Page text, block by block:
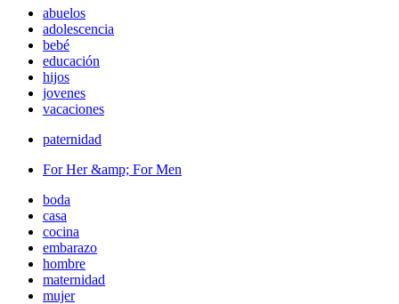
abuelos
adolescencia
bebé
educación
hijos
jovenes
vacaciones
paternidad
For Her &amp; For Men
boda
casa
cocina
embarazo
hombre
maternidad
mujer